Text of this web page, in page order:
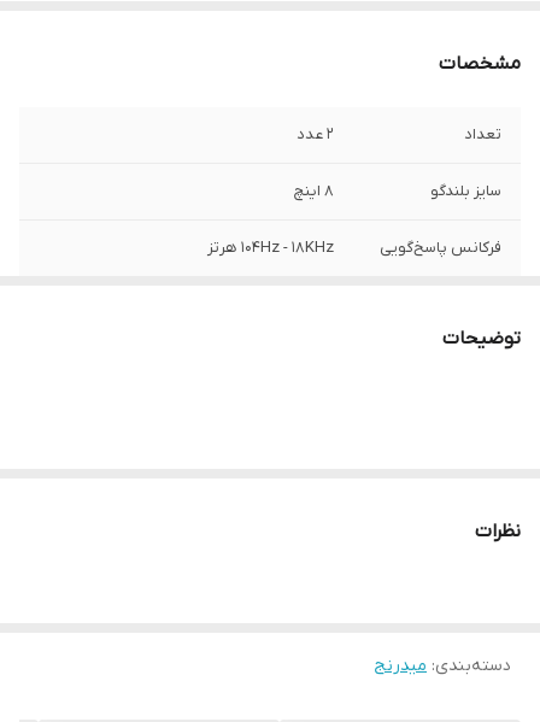
مشخصات
تعداد ۲ عدد
سایز بلندگو ۸ اینچ
فرکانس پاسخ‌گویی ۱۰۴Hz - ۱۸KHz هرتز
توضیحات
نظرات
دسته‌بندی: میدرنج